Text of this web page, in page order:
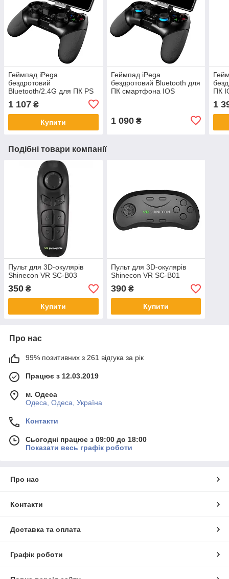
Геймпад iPega
бездротовий
Bluetooth/2.4G для ПК PS
Android iOS TV PG-9076
1 107 ₴
Купити
Геймпад iPega
бездротовий Bluetooth для
ПК смартфона IOS
1 090₴
ПК
1
Подібні товари компанії
Пульт для 3D-окулярів
Shinecon VR SC-B03
350 ₴
Купити
Пульт для 3D-окулярів
Shinecon VR SC-B01
390₴
Купити
Про нас
99% позитивних з 261 відгука за рік
Працює з 12.03.2019
м. Одеса
Одеса, Одеса, Україна
Контакти
Сьогодні працює з 09:00 до 18:00
Показати весь графік роботи
Про нас
Контакти
Доставка та оплата
Графік роботи